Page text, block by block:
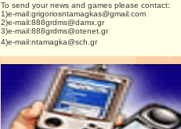
To send your news and games please contact:
1)e-mail:grigoriosntamagkas@gmail.com
2)e-mail:888grdms@damx.gr
3)e-mail:888grdms@otenet.gr
4)e-mail:ntamagka@sch.gr